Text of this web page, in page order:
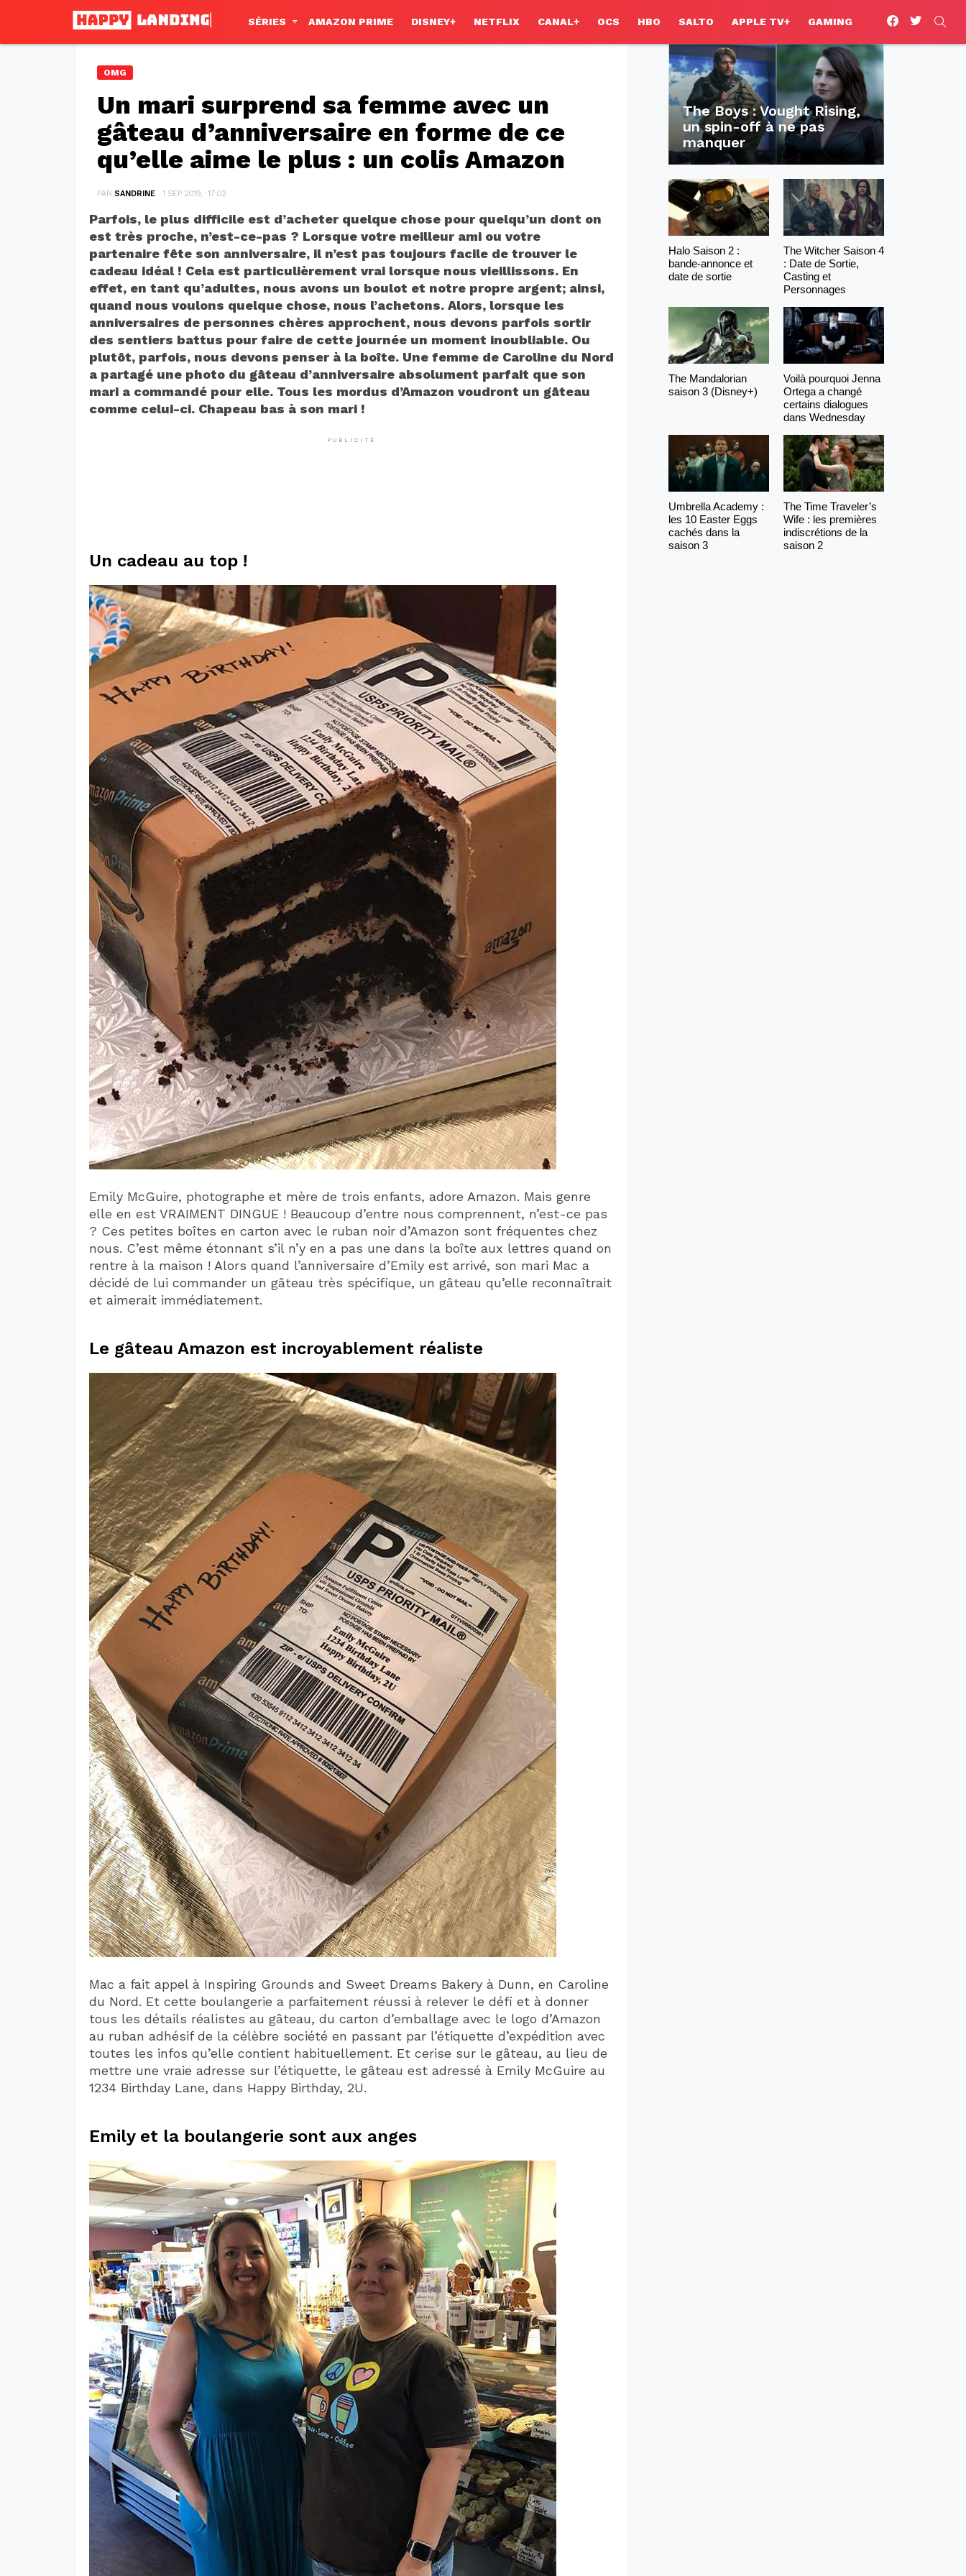
SÉRIES AMAZON PRIME DISNEY+ NETFLIX CANAL+ OCS HBO SALTO APPLE TV+ GAMING
facebooktwitter
OMG
Un mari surprend sa femme avec un
gâteau d’anniversaire en forme de ce
qu’elle aime le plus : un colis Amazon
PAR SANDRINE 1 SEP 2019, · 17:02
Parfois, le plus difficile est d’acheter quelque chose pour quelqu’un dont on
est très proche, n’est-ce-pas ? Lorsque votre meilleur ami ou votre
partenaire fête son anniversaire, il n’est pas toujours facile de trouver le
cadeau idéal ! Cela est particulièrement vrai lorsque nous vieillissons. En
effet, en tant qu’adultes, nous avons un boulot et notre propre argent; ainsi,
quand nous voulons quelque chose, nous l’achetons. Alors, lorsque les
anniversaires de personnes chères approchent, nous devons parfois sortir
des sentiers battus pour faire de cette journée un moment inoubliable. Ou
plutôt, parfois, nous devons penser à la boîte. Une femme de Caroline du Nord
a partagé une photo du gâteau d’anniversaire absolument parfait que son
mari a commandé pour elle. Tous les mordus d’Amazon voudront un gâteau
comme celui-ci. Chapeau bas à son mari !
PUBLICITÉ
Un cadeau au top !
Emily McGuire, photographe et mère de trois enfants, adore Amazon. Mais genre
elle en est VRAIMENT DINGUE ! Beaucoup d’entre nous comprennent, n’est-ce pas
? Ces petites boîtes en carton avec le ruban noir d’Amazon sont fréquentes chez
nous. C’est même étonnant s’il n’y en a pas une dans la boîte aux lettres quand on
rentre à la maison ! Alors quand l’anniversaire d’Emily est arrivé, son mari Mac a
décidé de lui commander un gâteau très spécifique, un gâteau qu’elle reconnaîtrait
et aimerait immédiatement.
Le gâteau Amazon est incroyablement réaliste
Mac a fait appel à Inspiring Grounds and Sweet Dreams Bakery à Dunn, en Caroline
du Nord. Et cette boulangerie a parfaitement réussi à relever le défi et à donner
tous les détails réalistes au gâteau, du carton d’emballage avec le logo d’Amazon
au ruban adhésif de la célèbre société en passant par l’étiquette d’expédition avec
toutes les infos qu’elle contient habituellement. Et cerise sur le gâteau, au lieu de
mettre une vraie adresse sur l’étiquette, le gâteau est adressé à Emily McGuire au
1234 Birthday Lane, dans Happy Birthday, 2U.
Emily et la boulangerie sont aux anges
The Boys : Vought Rising,
un spin-off à ne pas
manquer
Halo Saison 2 :
bande-annonce et
date de sortie
The Witcher Saison 4
: Date de Sortie,
Casting et
Personnages
The Mandalorian
saison 3 (Disney+)
Voilà pourquoi Jenna
Ortega a changé
certains dialogues
dans Wednesday
Umbrella Academy :
les 10 Easter Eggs
cachés dans la
saison 3
The Time Traveler’s
Wife : les premières
indiscrétions de la
saison 2